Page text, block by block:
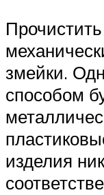
змейки.
способом
изделия